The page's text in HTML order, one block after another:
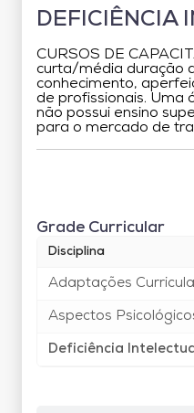
DEFICIÊNCIA
CURSOS DE
curta/média duração
conhecimento,
de profissionais. Uma
não possui ensino
para o mercado de
Grade Curricular
Disciplina
Adaptações
Aspectos
Deficiência